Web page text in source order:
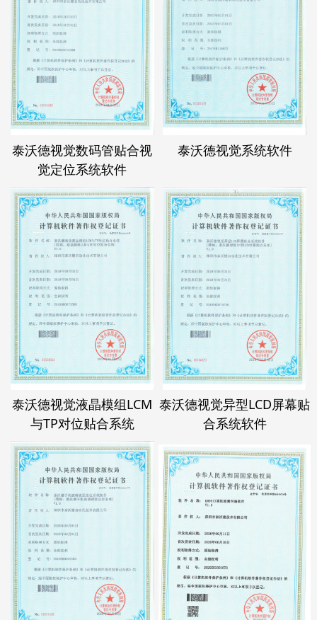
泰沃德视觉数码管贴合视
觉定位系统软件
泰沃德视觉系统软件
泰沃德视觉液晶模组LCM
与TP对位贴合系统
泰沃德视觉异型LCD屏幕贴
合系统软件